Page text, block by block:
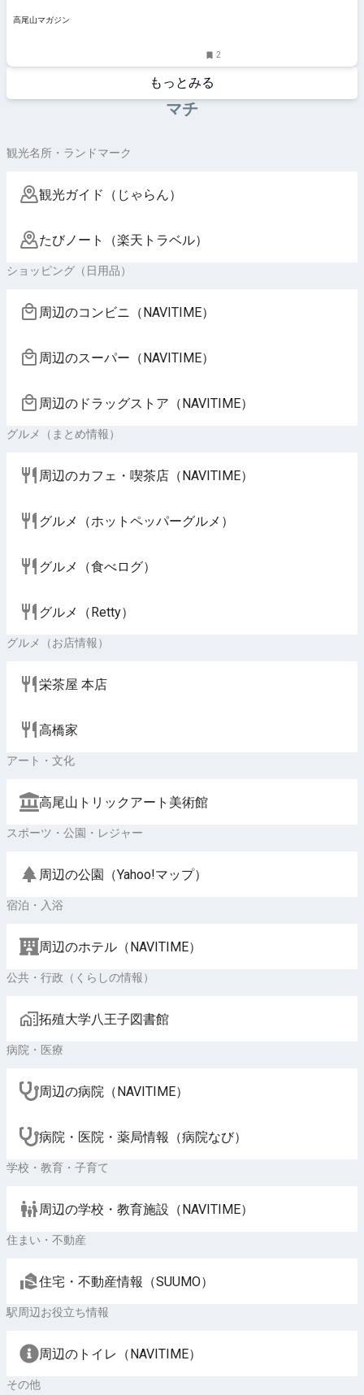
高尾山マガジン
2
もっとみる
マチ
観光名所・ランドマーク
観光ガイド（じゃらん）
たびノート（楽天トラベル）
ショッピング（日用品）
周辺のコンビニ（NAVITIME）
周辺のスーパー（NAVITIME）
周辺のドラッグストア（NAVITIME）
グルメ（まとめ情報）
周辺のカフェ・喫茶店（NAVITIME）
グルメ（ホットペッパーグルメ）
グルメ（食べログ）
グルメ（Retty）
グルメ（お店情報）
栄茶屋 本店
高橋家
アート・文化
高尾山トリックアート美術館
スポーツ・公園・レジャー
周辺の公園（Yahoo!マップ）
宿泊・入浴
周辺のホテル（NAVITIME）
公共・行政（くらしの情報）
拓殖大学八王子図書館
病院・医療
周辺の病院（NAVITIME）
病院・医院・薬局情報（病院なび）
学校・教育・子育て
周辺の学校・教育施設（NAVITIME）
住まい・不動産
住宅・不動産情報（SUUMO）
駅周辺お役立ち情報
周辺のトイレ（NAVITIME）
その他